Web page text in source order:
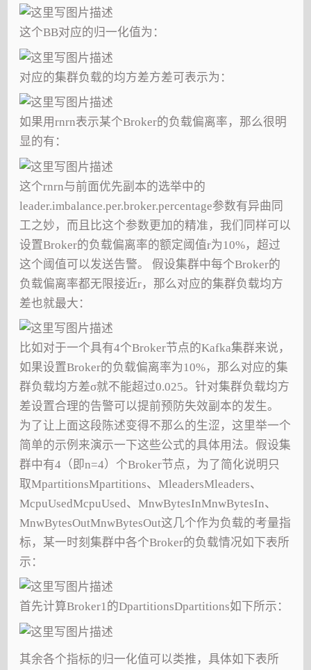
这个BB对应的归一化值为：
对应的集群负载的均方差方差可表示为：
如果用rnrn表示某个Broker的负载偏离率，那么很明
显的有：
这个rnrn与前面优先副本的选举中的
leader.imbalance.per.broker.percentage参数有异曲同
工之妙，而且比这个参数更加的精准，我们同样可以
设置Broker的负载偏离率的额定阈值r为10%，超过
这个阈值可以发送告警。 假设集群中每个Broker的
负载偏离率都无限接近r，那么对应的集群负载均方
差也就最大：
比如对于一个具有4个Broker节点的Kafka集群来说，
如果设置Broker的负载偏离率为10%，那么对应的集
群负载均方差σ就不能超过0.025。针对集群负载均方
差设置合理的告警可以提前预防失效副本的发生。
为了让上面这段陈述变得不那么的生涩，这里举一个
简单的示例来演示一下这些公式的具体用法。假设集
群中有4（即n=4）个Broker节点，为了简化说明只
取MpartitionsMpartitions、MleadersMleaders、
McpuUsedMcpuUsed、MnwBytesInMnwBytesIn、
MnwBytesOutMnwBytesOut这几个作为负载的考量指
标，某一时刻集群中各个Broker的负载情况如下表所
示：
首先计算Broker1的DpartitionsDpartitions如下所示：
其余各个指标的归一化值可以类推，具体如下表所